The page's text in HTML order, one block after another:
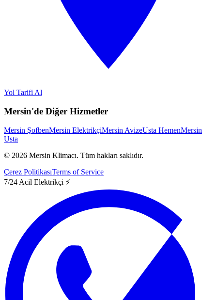
Yol Tarifi Al
Mersin'de Diğer Hizmetler
Mersin ŞofbenMersin ElektrikçiMersin AvizeUsta HemenMersin
Usta
© 2026 Mersin Klimacı. Tüm hakları saklıdır.
Çerez PolitikasıTerms of Service
7/24 Acil Elektrikçi ⚡